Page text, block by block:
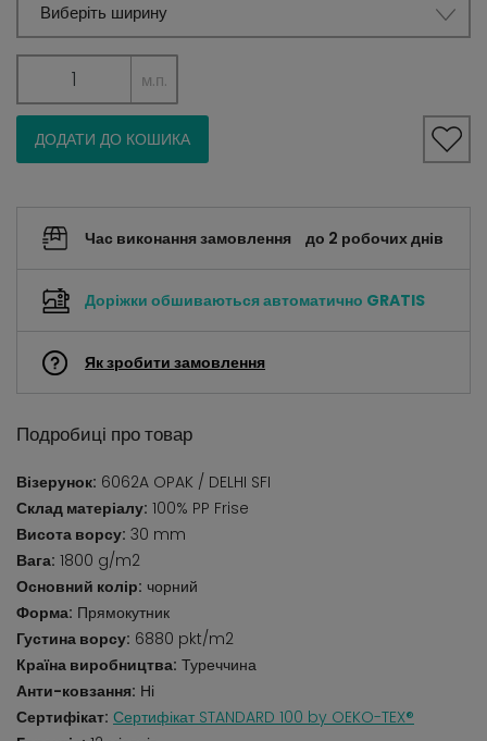
Виберіть ширину
м.п.
ДОДАТИ ДО КОШИКА
Час виконання замовлення до 2 робочих днів
Доріжки обшиваються автоматично GRATIS
Як зробити замовлення
Подробиці про товар
Візерунок: 6062A OPAK / DELHI SFI
Склад матеріалу: 100% PP Frise
Висота ворсу: 30 mm
Вага: 1800 g/m2
Основний колір: чорний
Форма: Прямокутник
Густина ворсу: 6880 pkt/m2
Країна виробництва: Туреччина
Анти-ковзання: Ні
Сертифікат: Сертифікат STANDARD 100 by OEKO-TEX®